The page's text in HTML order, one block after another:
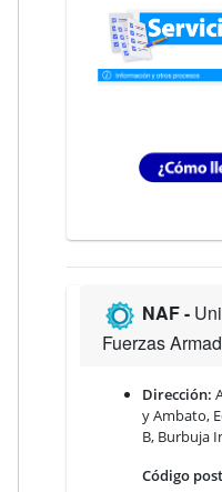
NAF -
Fuerzas
Dirección:
y Ambato,
B, Burbuja
Código